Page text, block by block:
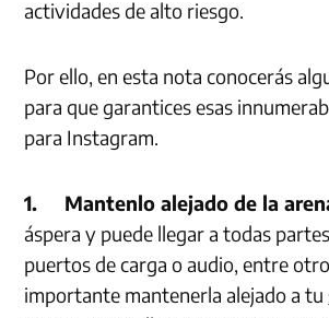
actividades de alto riesgo.
Por ello, en esta nota conocerás
para que garantices esas
para Instagram.
1. Mantenlo alejado de la
áspera y puede llegar a todas
puertos de carga o audio, entre
importante mantenerla alejado a tu